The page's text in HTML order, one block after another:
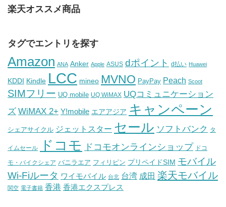
楽天オススメ商品
タグでエントリを探す
Amazon ANA Anker Apple ASUS dポイント d払い Huawei
KDDI Kindle LCC mineo MVNO PayPay Peach Scoot
SIMフリー UQ mobile UQ WiMAX UQコミュニケーション
ズ WiMAX 2+ Y!mobile エアアジア キャンペーン
シェアサイクル ジェットスター セール ソフトバンク タ
イムセール ドコモ ドコモオンラインショップ ドコ
モ・バイクシェア バニラエア フィリピン プリペイドSIM モバイル
Wi-Fiルータ ワイモバイル 台北 台湾 成田 楽天モバイル
関空 電子書籍 香港 香港エクスプレス